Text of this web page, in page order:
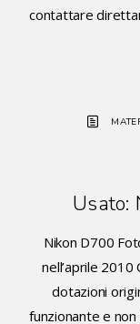
contattare
Usato:
Nikon D700
nell’aprile
dotazioni
funzionante e